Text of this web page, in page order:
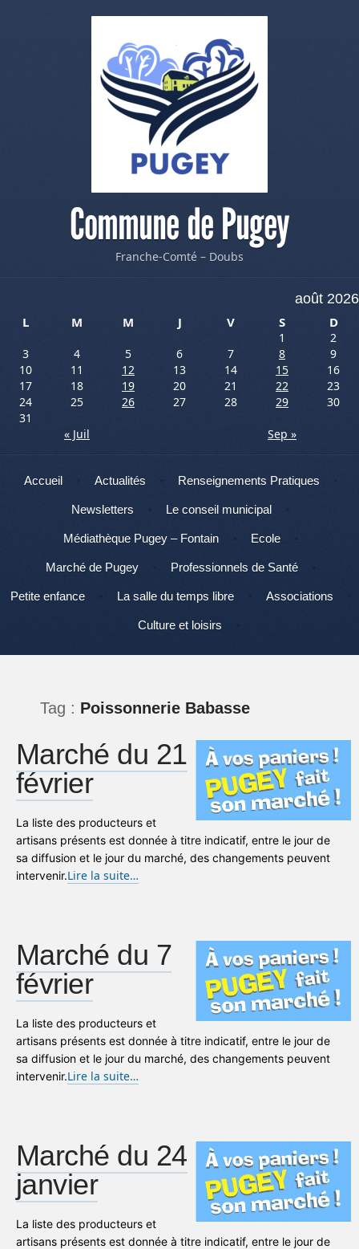
Commune de Pugey
Franche-Comté – Doubs
août 2026
L
M M J V S D
1
2
3
4 5 6 7 8
9
10
11 12 13 14 15
16
17
18 19 20 21 22
23
24
25 26 27 28 29
30
31
« Juil
Sep »
Menu
Aller au contenu
Accueil Actualités Renseignements Pratiques
Newsletters Le conseil municipal
Médiathèque Pugey – Fontain Ecole
Marché de Pugey Professionnels de Santé
Petite enfance La salle du temps libre Associations
Culture et loisirs
Tag : Poissonnerie Babasse
Marché du 21
février
La liste des producteurs et
artisans présents est donnée à titre indicatif, entre le jour de
sa diffusion et le jour du marché, des changements peuvent
intervenir.Lire la suite…
Marché du 7
février
La liste des producteurs et
artisans présents est donnée à titre indicatif, entre le jour de
sa diffusion et le jour du marché, des changements peuvent
intervenir.Lire la suite…
Marché du 24
janvier
La liste des producteurs et
artisans présents est donnée à titre indicatif, entre le jour de